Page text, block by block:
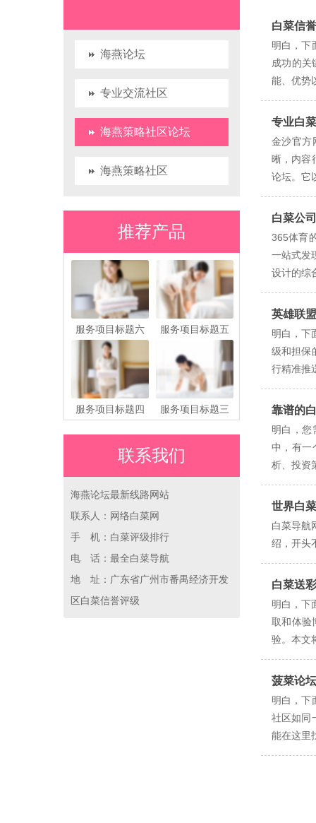
海燕论坛
专业交流社区
海燕策略社区论坛
海燕策略社区
推荐产品
服务项目标题六 服务项目标题五
服务项目标题四 服务项目标题三
联系我们
海燕论坛最新线路网站
联系人：网络白菜网
手 机：白菜评级排行
电 话：最全白菜导航
地 址：广东省广州市番禺经济开发
区白菜信誉评级
白菜信
明白，下
成功的关
能、优势
专业白
金沙官方
晰，内容
论坛。它
白菜公
365体育
一站式发
设计的综
英雄联
明白，下
级和担保
行精准推
靠谱的
明白，您
中，有一
析、投资
世界白
白菜导航
绍，开头
白菜送
明白，下
取和体验
验。本文
菠菜论
明白，下
社区如同
能在这里